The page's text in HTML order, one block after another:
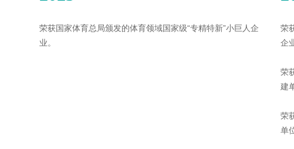
荣获国家体育总局颁发的体育领域国家级“专精特新”小巨人企
业。
荣
企
荣
建
荣
单